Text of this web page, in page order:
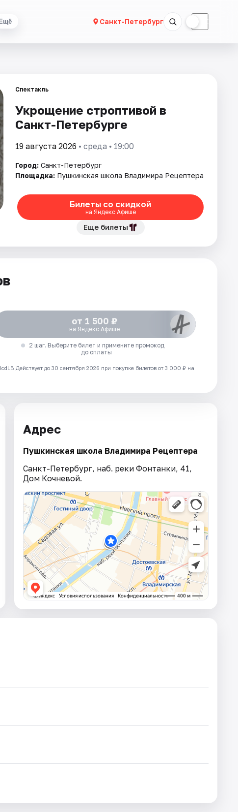
Ещё Санкт-Петербург ☾
Спектакль
Укрощение строптивой в
Санкт-Петербурге
19 августа 2026 • среда • 19:00
Город: Санкт-Петербург
Площадка: Пушкинская школа Владимира Рецептера
Билеты со скидкой
на Яндекс Афише
Еще билеты
от 1 500 ₽
на Яндекс Афише
2 шаг. Выберите билет и примените промокод
до оплаты
Действует до 30 сентября 2026 при покупке билетов от 3 000 ₽ на
Адрес
Пушкинская школа Владимира Рецептера
Санкт-Петербург, наб. реки Фонтанки, 41,
Дом Кочневой.